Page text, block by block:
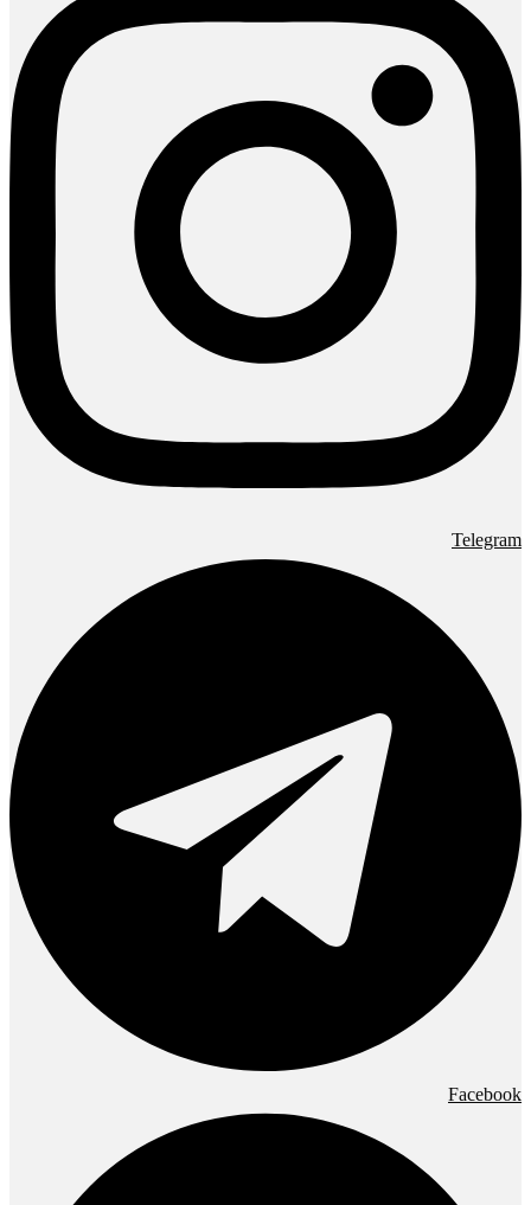
Telegram
Facebook